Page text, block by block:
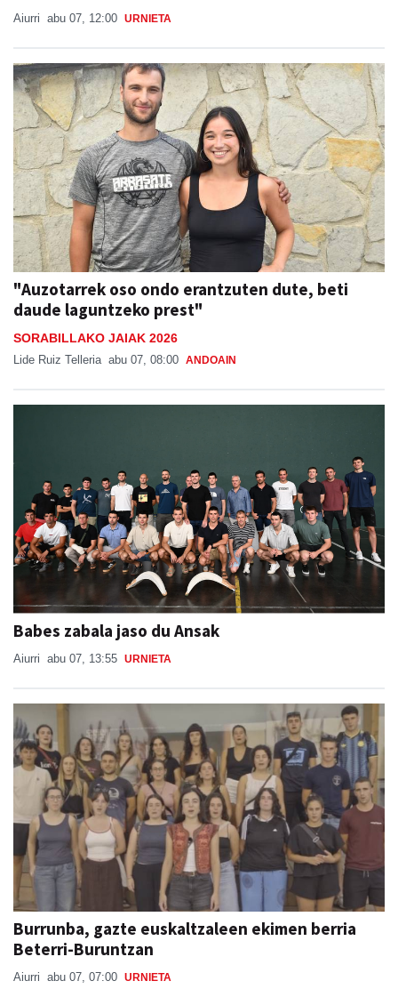
Aiurri abu 07, 12:00 URNIETA
"Auzotarrek oso ondo erantzuten dute, beti
daude laguntzeko prest"
SORABILLAKO JAIAK 2026
Lide Ruiz Telleria abu 07, 08:00 ANDOAIN
Babes zabala jaso du Ansak
Aiurri abu 07, 13:55 URNIETA
Burrunba, gazte euskaltzaleen ekimen berria
Beterri-Buruntzan
Aiurri abu 07, 07:00 URNIETA